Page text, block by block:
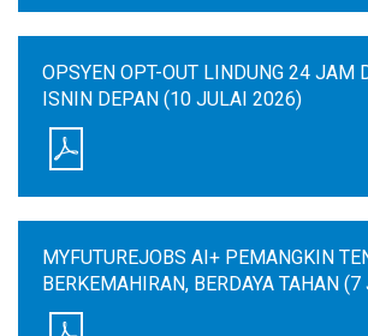
OPSYEN OPT-OUT LINDUNG 24 JAM
ISNIN DEPAN (10 JULAI 2026)
MYFUTUREJOBS AI+ PEMANGKIN
BERKEMAHIRAN, BERDAYA TAHAN